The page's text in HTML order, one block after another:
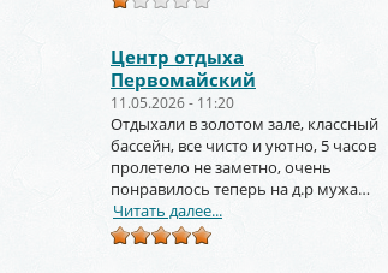
Центр отдыха
Первомайский
11.05.2026 - 11:20
Отдыхали в золотом зале, классный
бассейн, все чисто и уютно, 5 часов
пролетело не заметно, очень
понравилось теперь на д.р мужа
тоже будем заказывать
Читать далее...